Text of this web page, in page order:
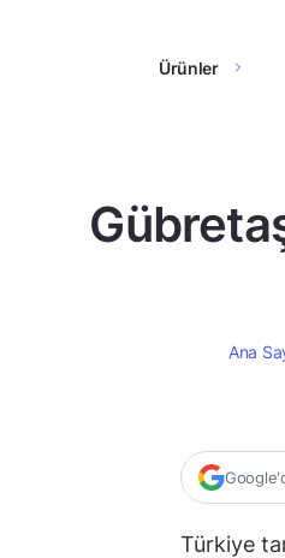
Ürünler
Ana
Türkiye